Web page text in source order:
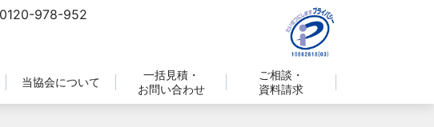
当協会について
一括見積・
お問い合わせ
ご相談・
資料請求